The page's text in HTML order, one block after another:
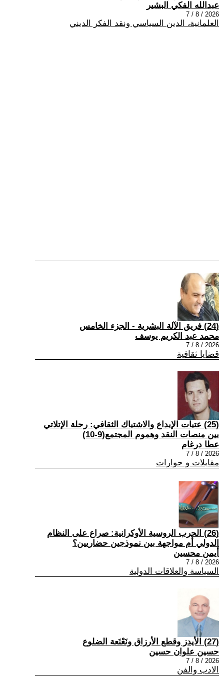
عبدالله الفكي البشير
2026 / 8 / 7
العلمانية، الدين السياسي ونقد الفكر الديني
(24) فريق الآلة البشرية - الجزء الخامس
محمد عبد الكريم يوسف
2026 / 8 / 7
قضايا ثقافية
(25) عتبات الإبداع والاشتباك الثقافي: رحلة الإتلاتي
بين منصات النقد وهموم المجتمع(9-10)
عطا درغام
2026 / 8 / 7
مقابلات و حوارات
(26) الحرب الروسية الأوكرانية: صراع على النظام
الدولي أم مواجهة بين نموذجين حضاريين؟
أيمن محسين
2026 / 8 / 7
السياسة والعلاقات الدولية
(27) الأيدز وقطع الأرزاق ونَعْنَعة الضلوع
حسين علوان حسين
2026 / 8 / 7
الادب والفن